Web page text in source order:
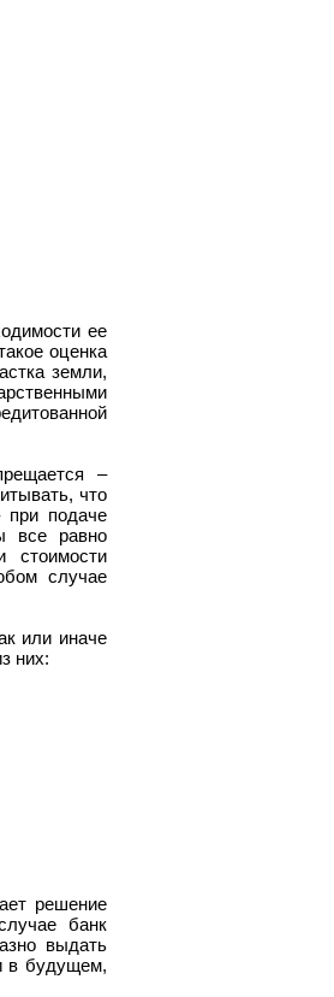
ее
оценка
земли,
–
что
при подаче
все равно
стоимости
случае
или иначе
них:
решение
банк
выдать
в будущем,